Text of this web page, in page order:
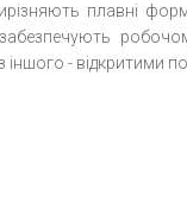
плавні
- відкритими